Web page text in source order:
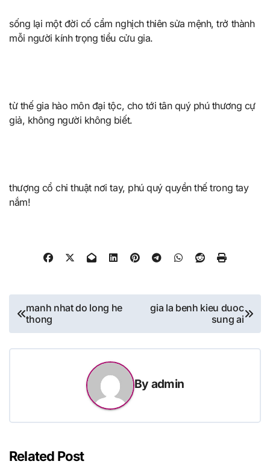
sống lại một đời cố cẩm nghịch thiên sửa mệnh, trở thành
mỗi người kính trọng tiểu cửu gia.
từ thế gia hào môn đại tộc, cho tới tân quý phú thương cự
giả, không người không biết.
thượng cổ chi thuật nơi tay, phú quý quyền thế trong tay
nắm!
Post
navigation
manh nhat do long he
thong
gia la benh kieu duoc
sung ai
By admin
Related Post